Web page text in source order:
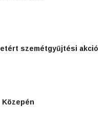
szemétgyűjtési akció
Közepén